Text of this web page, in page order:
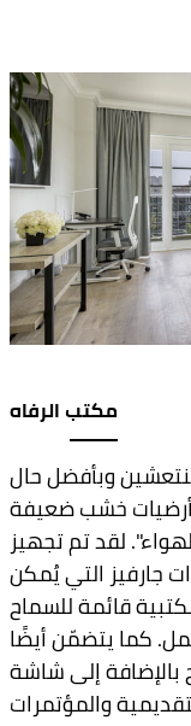
مكتب الرفاه
وبأفضل حال
بأرضيات خشب ضعيفة
لقد تم تجهيز
جارفيز التي يُمكن
قائمة للسماح
كما يتضمّن أيضًا
إلى شاشة